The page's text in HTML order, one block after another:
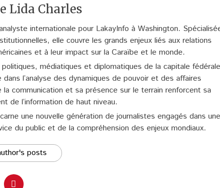
Lida Charles
internationale pour LakayInfo à Washington.
elle couvre les grands enjeux liés aux relations
et à leur impact sur la Caraïbe et le monde.
médiatiques et diplomatiques de la capitale fédérale
l’analyse des dynamiques de pouvoir et des affaires
communication et sa présence sur le terrain renforcent sa
de l’information de haut niveau.
une nouvelle génération de journalistes engagés dans une
du public et de la compréhension des enjeux mondiaux.
posts